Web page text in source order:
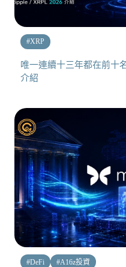
#XRP
唯一連續十三年都在前十
介紹
#DeFi #A16z投資